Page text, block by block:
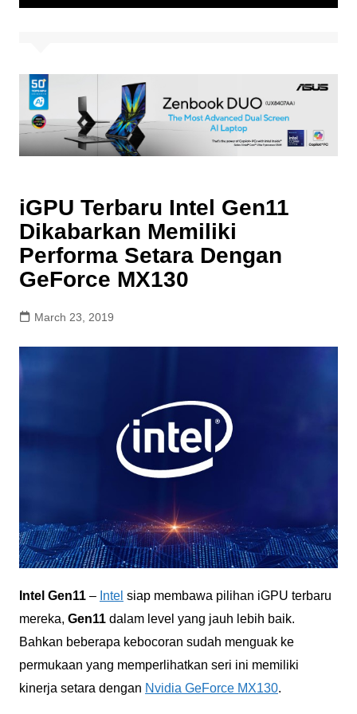
iGPU Terbaru Intel Gen11
Dikabarkan Memiliki
Performa Setara Dengan
GeForce MX130
March 23, 2019
Intel Gen11– Intel siap membawa pilihan iGPU terbaru
mereka, Gen11dalam level yang jauh lebih baik.
Bahkan beberapa kebocoran sudah menguak ke
permukaan yang memperlihatkan seri ini memiliki
kinerja setara dengan Nvidia GeForce MX130.